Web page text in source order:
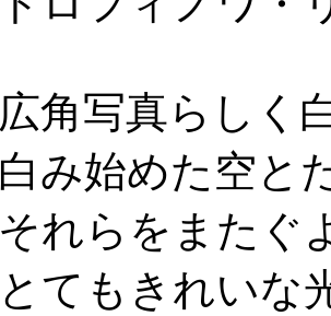
広角写真らしく
白み始めた空と
それらをまたぐ
とてもきれいな